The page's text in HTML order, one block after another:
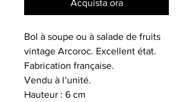
Acquista ora
Bol à soupe ou à salade de fruits
vintage Arcoroc. Excellent état.
Fabrication française.
Vendu à l’unité.
Hauteur : 6 cm